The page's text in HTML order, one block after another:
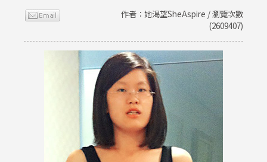
作者：她渴望SheAspire / 瀏覽次數
(2609407)